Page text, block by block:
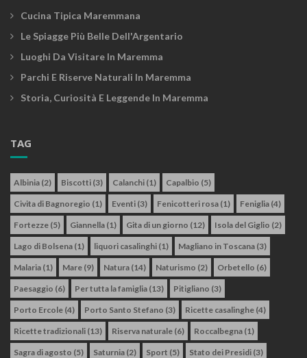
Cucina Tipica Maremmana
Le Spiagge Più Belle Dell'Argentario
Luoghi Da Visitare In Maremma
Parchi E Riserve Naturali In Maremma
Storia, Curiosità E Leggende In Maremma
TAG
Albinia (2) Biscotti (3) Calanchi (1) Capalbio (5)
Civita di Bagnoregio (1) Eventi (3) Fenicotteri rosa (1) Feniglia (4)
Fortezze (5) Giannella (1) Gita di un giorno (12) Isola del Giglio (2)
Lago di Bolsena (1) liquori casalinghi (1) Magliano in Toscana (3)
Malaria (1) Mare (9) Natura (14) Naturismo (2) Orbetello (6)
Paesaggio (6) Per tutta la famiglia (13) Pitigliano (3)
Porto Ercole (4) Porto Santo Stefano (3) Ricette casalinghe (4)
Ricette tradizionali (13) Riserva naturale (6) Roccalbegna (1)
Sagra di agosto (5) Saturnia (2) Sport (5) Stato dei Presidi (3)